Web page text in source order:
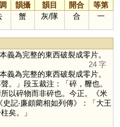
韻攝 韻目 開合
等第
蟹 灰/隊 合 一
義為完整的東西破裂成零片。
24 字
義為完整的東西破裂成零片。
。」段玉裁注：「碎，䊳也。
以碎物而非碎也。今正。《米
記‧廉頗藺相如列傳》：「大王
矣。」